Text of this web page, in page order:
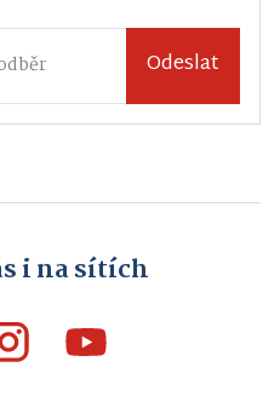
Odeslat
i na sítích